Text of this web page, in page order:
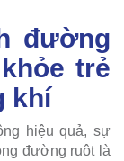
đường
trẻ
khí
hiệu quả, sự
đường ruột là